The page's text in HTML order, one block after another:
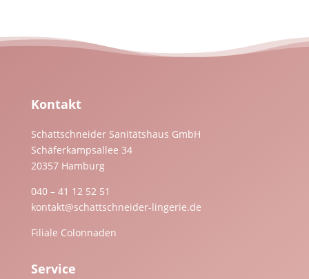
Kontakt
Schattschneider Sanitätshaus GmbH
Schäferkampsallee 34
20357 Hamburg
040 – 41 12 52 51
kontakt@schattschneider-lingerie.de
Filiale Colonnaden
Service